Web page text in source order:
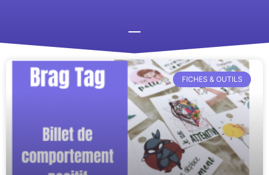
FICHES & OUTILS